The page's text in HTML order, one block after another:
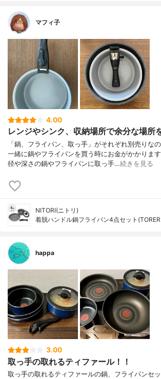
マフィ子
4.00
レンジやシンク、収納場所で余分な場所
「鍋、フライパン、取っ手」がそれぞれ別売りな
一緒に鍋やフライパンを買う時にお金がかかりま
径や深さの鍋やフライパンに取っ手…続きを見る
NITORI(ニトリ)
着脱ハンドル鍋フライパン4点セット
happa
3.00
取っ手の取れるティファール！！
取っ手の取れるティファールの鍋、フライパンセ